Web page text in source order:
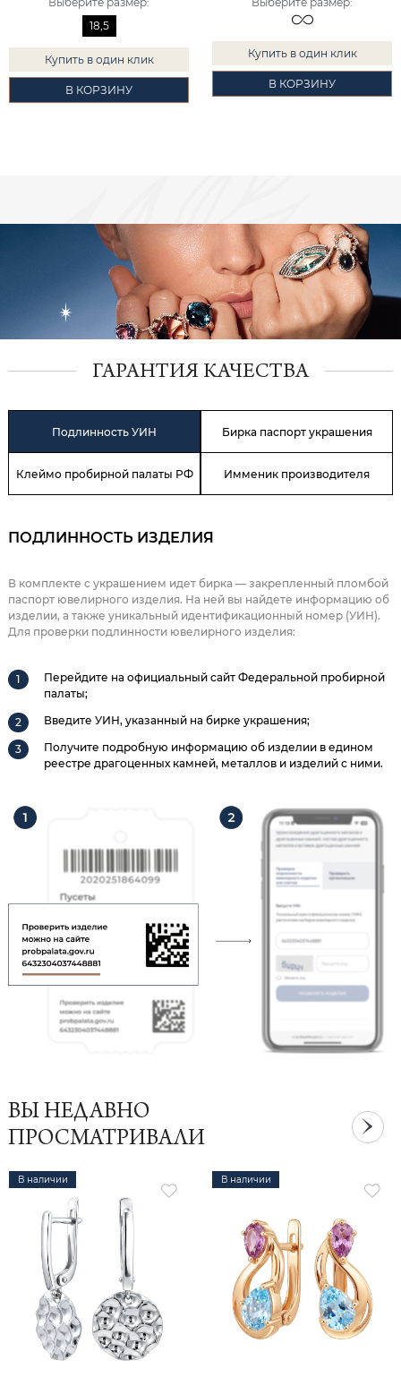
18,5
Купить в один клик
В КОРЗИНУ
Купить в один клик
В КОРЗИНУ
ГАРАНТИЯ КАЧЕСТВА
Подлинность УИН Бирка паспорт украшения
Клеймо пробирной палаты РФ Имменик производителя
ПОДЛИННОСТЬ ИЗДЕЛИЯ
В комплекте с украшением идет бирка — закрепленный пломбой
паспорт ювелирного изделия. На ней вы найдете информацию об
изделии, а также уникальный идентификационный номер (УИН).
Для проверки подлинности ювелирного изделия:
Перейдите на официальный сайт Федеральной пробирной
палаты;
Введите УИН, указанный на бирке украшения;
Получите подробную информацию об изделии в едином
реестре драгоценных камней, металлов и изделий с ними.
ВЫ НЕДАВНО
ПРОСМАТРИВАЛИ
В наличии В наличии